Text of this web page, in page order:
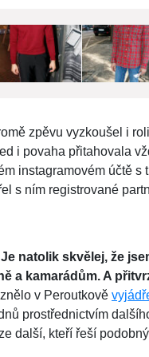
zpěvu vyzkoušel i
i povaha přitahovala
instagramovém účtě s
s ním registrované
natolik skvělej, že
a kamarádům. A
v Peroutkově
prostřednictvím
další, kteří řeší